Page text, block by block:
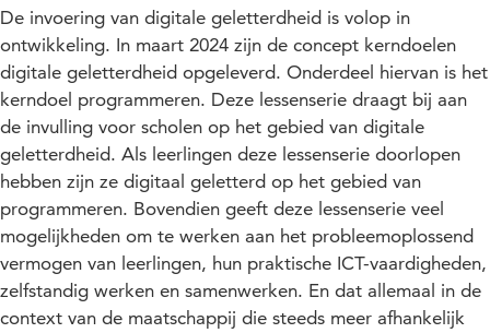
De invoering van digitale geletterdheid is volop in
ontwikkeling. In maart 2024 zijn de concept kerndoelen
digitale geletterdheid opgeleverd. Onderdeel hiervan is het
kerndoel programmeren. Deze lessenserie draagt bij aan
de invulling voor scholen op het gebied van digitale
geletterdheid. Als leerlingen deze lessenserie doorlopen
hebben zijn ze digitaal geletterd op het gebied van
programmeren. Bovendien geeft deze lessenserie veel
mogelijkheden om te werken aan het probleemoplossend
vermogen van leerlingen, hun praktische ICT-vaardigheden,
zelfstandig werken en samenwerken. En dat allemaal in de
context van de maatschappij die steeds meer afhankelijk